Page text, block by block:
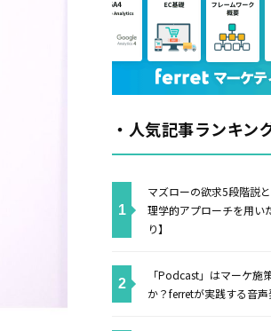
・人気記事ランキン
マズローの欲求5段階説
理学的アプローチを用い
り】
「Podcast」はマーケ施
か？ferretが実践する音